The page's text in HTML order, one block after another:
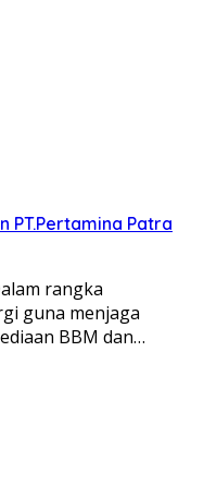
PT.Pertamina Patra
rangka
guna menjaga
BBM dan…